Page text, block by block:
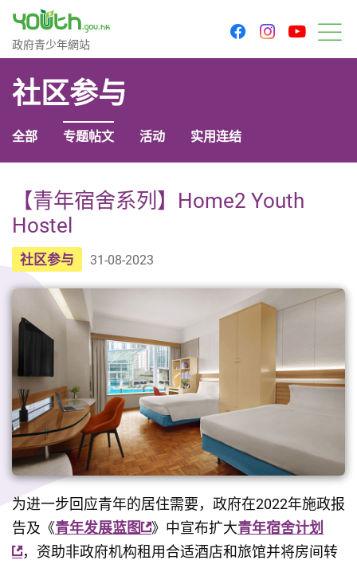
政府青少年网站
政府青少年網站
facebookinstagram
社区参与
全部 专题帖文 活动 实用连结
【青年宿舍系列】Home2 Youth
Hostel
社区参与 31-08-2023
为进一步回应青年的居住需要，政府在2022年施政报
告及《青年发展蓝图 》中宣布扩大青年宿舍计划
，资助非政府机构租用合适酒店和旅馆并将房间转